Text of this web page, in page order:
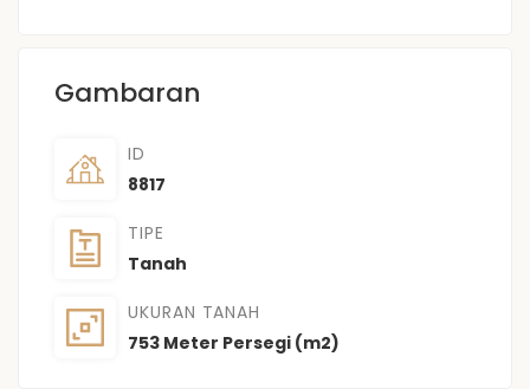
Gambaran
ID
8817
TIPE
Tanah
UKURAN TANAH
753 Meter Persegi (m2)